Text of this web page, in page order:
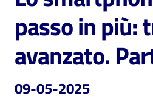
Cosa
puoi
fare
Scopri
passo in più:
avanzato.
09-05-2025